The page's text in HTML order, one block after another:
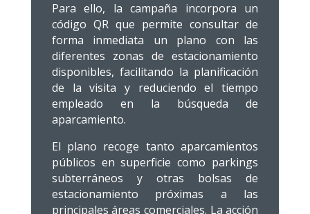
Para ello, la campaña incorpora un
código QR que permite consultar de
forma inmediata un plano con las
diferentes zonas de estacionamiento
disponibles, facilitando la planificación
de la visita y reduciendo el tiempo
empleado en la búsqueda de
aparcamiento.
El plano recoge tanto aparcamientos
públicos en superficie como parkings
subterráneos y otras bolsas de
estacionamiento próximas a las
principales áreas comerciales. La acción